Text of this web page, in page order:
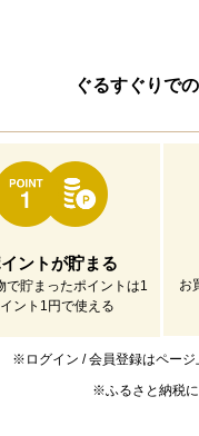
ぐるすぐりで
ントが貯まる
で貯まったポイントは1
ント1円で使える
お
※ログイン / 会員登録はページ
※ふるさと納税